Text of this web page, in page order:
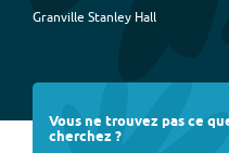
Granville Stanley Hall
Vous ne trouvez pas ce
cherchez ?